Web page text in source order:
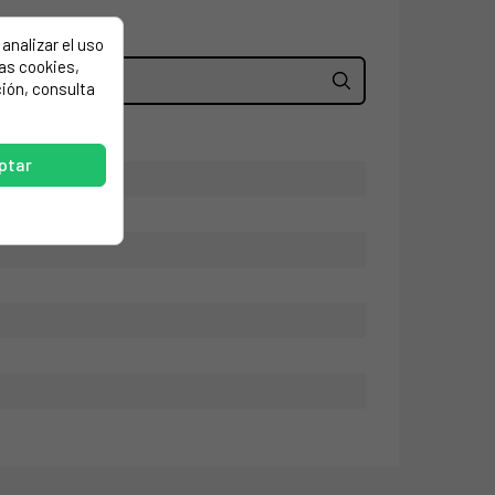
el uso
cookies,
consulta